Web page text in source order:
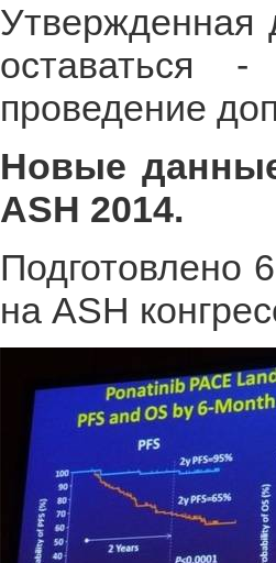
Утвержденная
оставаться
проведение
Новые
ASH 2014.
Подготовлено
на ASH